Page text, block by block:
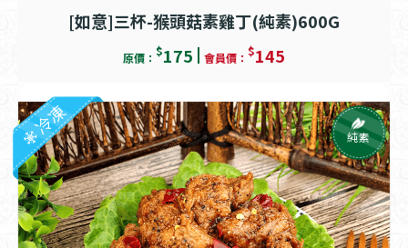
[如意]三杯-猴頭菇素雞丁(純素)600G
原價： $175 會員價： $145
冷凍 純素